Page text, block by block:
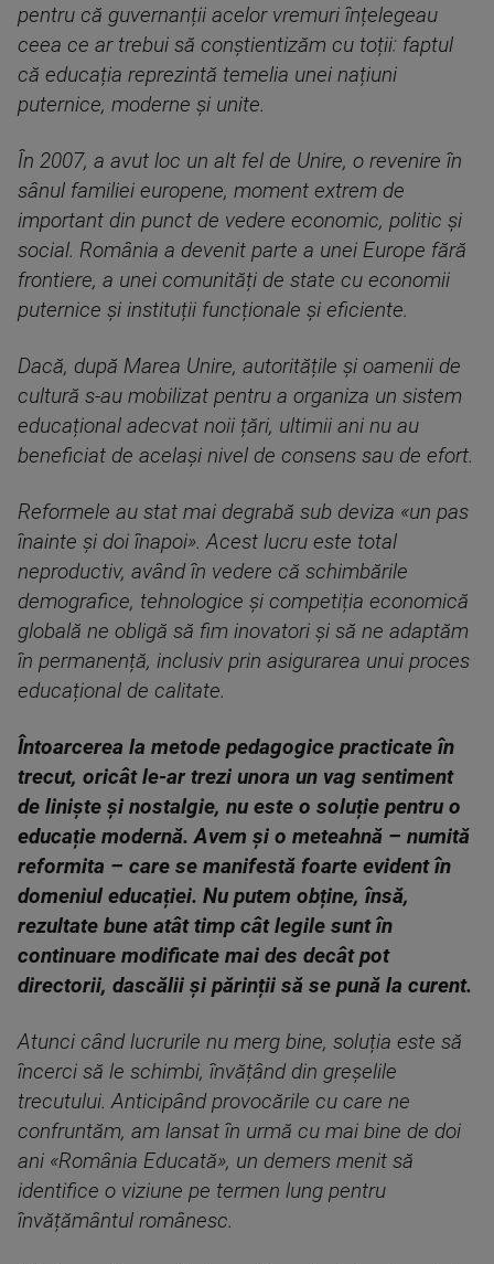
pentru că guvernanții acelor vremuri înțelegeau
ceea ce ar trebui să conștientizăm cu toții: faptul
că educația reprezintă temelia unei națiuni
puternice, moderne și unite.
În 2007, a avut loc un alt fel de Unire, o revenire în
sânul familiei europene, moment extrem de
important din punct de vedere economic, politic și
social. România a devenit parte a unei Europe fără
frontiere, a unei comunități de state cu economii
puternice și instituții funcționale și eficiente.
Dacă, după Marea Unire, autoritățile și oamenii de
cultură s-au mobilizat pentru a organiza un sistem
educațional adecvat noii țări, ultimii ani nu au
beneficiat de același nivel de consens sau de efort.
Reformele au stat mai degrabă sub deviza «un pas
înainte și doi înapoi». Acest lucru este total
neproductiv, având în vedere că schimbările
demografice, tehnologice și competiția economică
globală ne obligă să fim inovatori și să ne adaptăm
în permanență, inclusiv prin asigurarea unui proces
educațional de calitate.
Întoarcerea la metode pedagogice practicate în
trecut, oricât le-ar trezi unora un vag sentiment
de liniște și nostalgie, nu este o soluție pentru o
educație modernă. Avem și o meteahnă – numită
reformita – care se manifestă foarte evident în
domeniul educației. Nu putem obține, însă,
rezultate bune atât timp cât legile sunt în
continuare modificate mai des decât pot
directorii, dascălii și părinții să se pună la curent.
Atunci când lucrurile nu merg bine, soluția este să
încerci să le schimbi, învățând din greșelile
trecutului. Anticipând provocările cu care ne
confruntăm, am lansat în urmă cu mai bine de doi
ani «România Educată», un demers menit să
identifice o viziune pe termen lung pentru
învățământul românesc.